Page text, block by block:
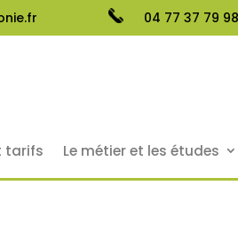
04 77 37 79 98
tarifs Le métier et les études